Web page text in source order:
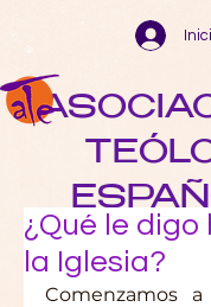
¿Qué le digo
la Iglesia?
Comenzamos